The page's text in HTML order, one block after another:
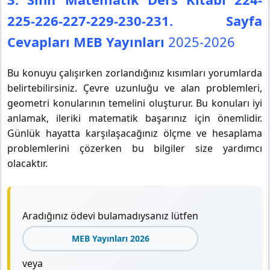
225-226-227-229-230-231. Sayfa
Cevapları MEB Yayınları 2025-2026
Bu konuyu çalışırken zorlandığınız kısımları yorumlarda
belirtebilirsiniz. Çevre uzunluğu ve alan problemleri,
geometri konularının temelini oluşturur. Bu konuları iyi
anlamak, ileriki matematik başarınız için önemlidir.
Günlük hayatta karşılaşacağınız ölçme ve hesaplama
problemlerini çözerken bu bilgiler size yardımcı
olacaktır.
Aradığınız ödevi bulamadıysanız lütfen
MEB Yayınları 2026
veya